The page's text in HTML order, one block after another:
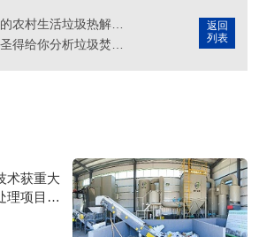
返回
列表
为什么宏利的农村生活垃圾热解气化炉这么受欢迎？
术获重大
理项目树